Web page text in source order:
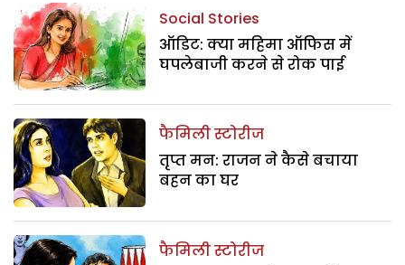
Social Stories
ऑडिट: क्या महिमा ऑफिस में
घपलेबाजी करने से रोक पाई
फैमिली स्टोरीज
तृप्त मन: राजन ने कैसे बचाया
बहन का घर
फैमिली स्टोरीज